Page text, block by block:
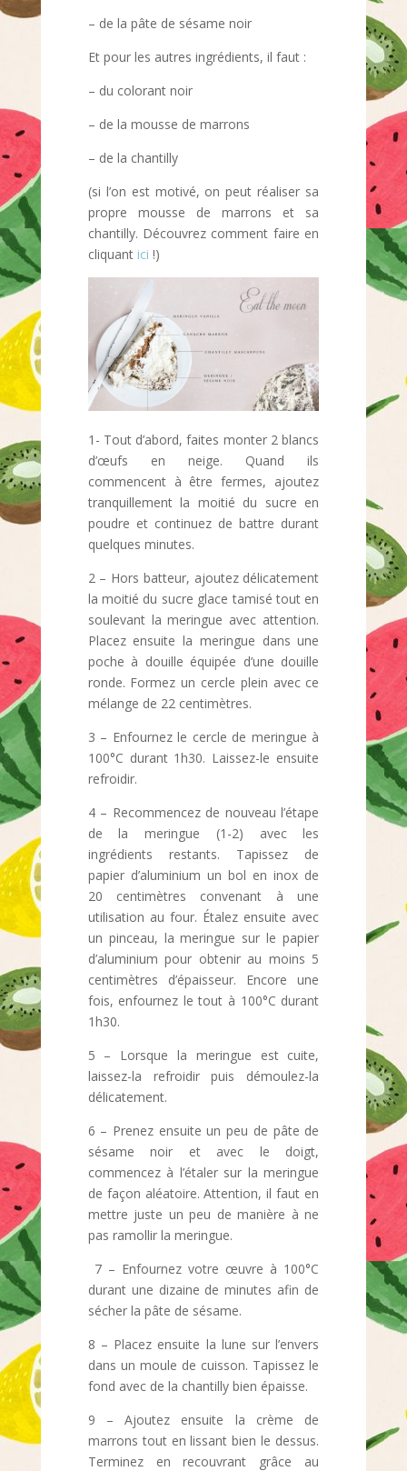
– de la pâte de sésame noir
Et pour les autres ingrédients, il faut :
– du colorant noir
– de la mousse de marrons
– de la chantilly
(si l’on est motivé, on peut réaliser sa
propre mousse de marrons et sa
chantilly. Découvrez comment faire en
cliquant ici !)
1- Tout d’abord, faites monter 2 blancs
d’œufs en neige. Quand ils
commencent à être fermes, ajoutez
tranquillement la moitié du sucre en
poudre et continuez de battre durant
quelques minutes.
2 – Hors batteur, ajoutez délicatement
la moitié du sucre glace tamisé tout en
soulevant la meringue avec attention.
Placez ensuite la meringue dans une
poche à douille équipée d’une douille
ronde. Formez un cercle plein avec ce
mélange de 22 centimètres.
3 – Enfournez le cercle de meringue à
100°C durant 1h30. Laissez-le ensuite
refroidir.
4 – Recommencez de nouveau l’étape
de la meringue (1-2) avec les
ingrédients restants. Tapissez de
papier d’aluminium un bol en inox de
20 centimètres convenant à une
utilisation au four. Étalez ensuite avec
un pinceau, la meringue sur le papier
d’aluminium pour obtenir au moins 5
centimètres d’épaisseur. Encore une
fois, enfournez le tout à 100°C durant
1h30.
5 – Lorsque la meringue est cuite,
laissez-la refroidir puis démoulez-la
délicatement.
6 – Prenez ensuite un peu de pâte de
sésame noir et avec le doigt,
commencez à l’étaler sur la meringue
de façon aléatoire. Attention, il faut en
mettre juste un peu de manière à ne
pas ramollir la meringue.
7 – Enfournez votre œuvre à 100°C
durant une dizaine de minutes afin de
sécher la pâte de sésame.
8 – Placez ensuite la lune sur l’envers
dans un moule de cuisson. Tapissez le
fond avec de la chantilly bien épaisse.
9 – Ajoutez ensuite la crème de
marrons tout en lissant bien le dessus.
Terminez en recouvrant grâce au